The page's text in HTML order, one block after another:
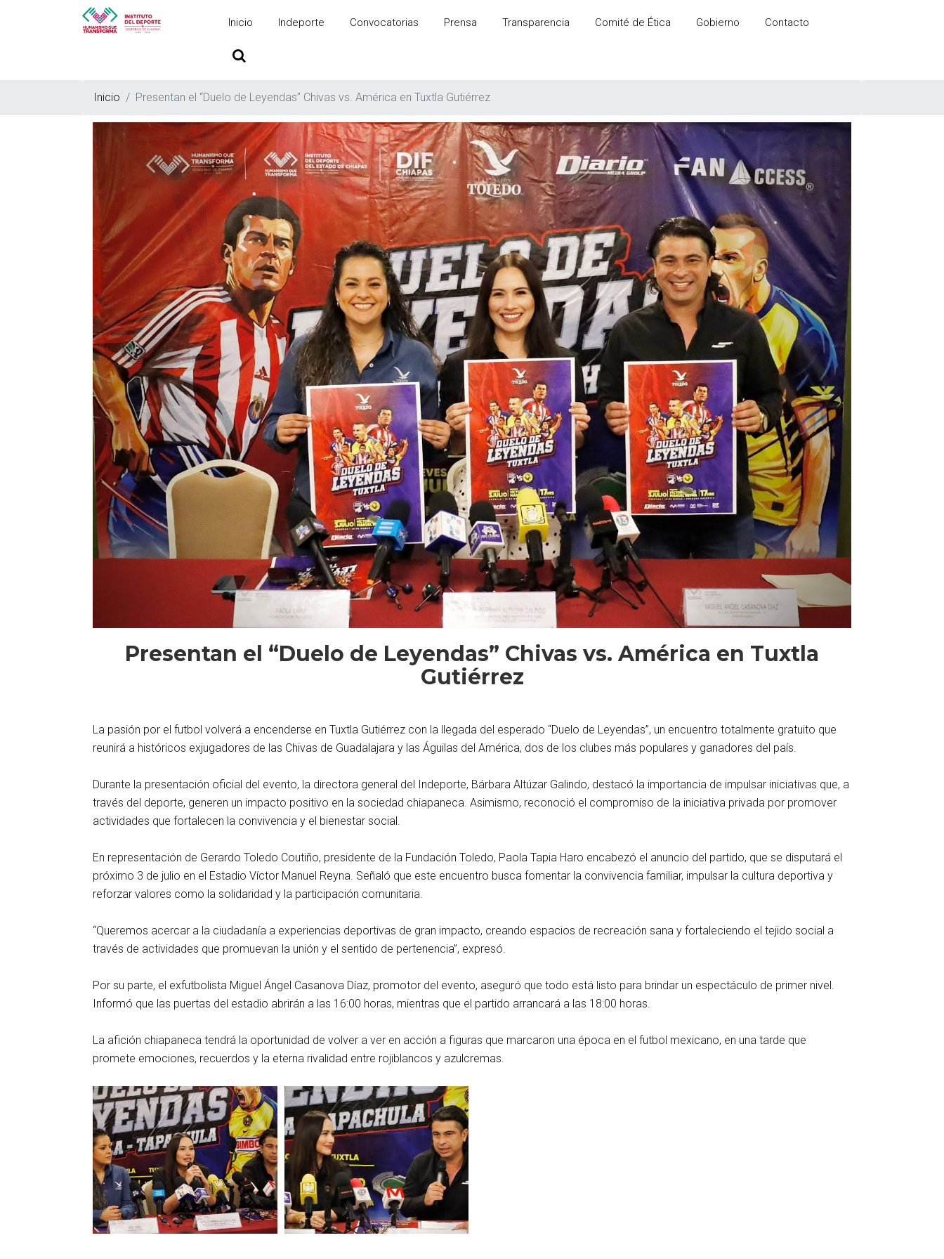
Inicio Indeporte Convocatorias Prensa Transparencia Comité de Ética Gobierno Contacto
Inicio Presentan el “Duelo de Leyendas” Chivas vs. América en Tuxtla Gutiérrez
Presentan el “Duelo de Leyendas” Chivas vs. América en Tuxtla
Gutiérrez
La pasión por el futbol volverá a encenderse en Tuxtla Gutiérrez con la llegada del esperado “Duelo de Leyendas”, un encuentro totalmente gratuito que
reunirá a históricos exjugadores de las Chivas de Guadalajara y las Águilas del América, dos de los clubes más populares y ganadores del país.
Durante la presentación oficial del evento, la directora general del Indeporte, Bárbara Altúzar Galindo, destacó la importancia de impulsar iniciativas que, a
través del deporte, generen un impacto positivo en la sociedad chiapaneca. Asimismo, reconoció el compromiso de la iniciativa privada por promover
actividades que fortalecen la convivencia y el bienestar social.
En representación de Gerardo Toledo Coutiño, presidente de la Fundación Toledo, Paola Tapia Haro encabezó el anuncio del partido, que se disputará el
próximo 3 de julio en el Estadio Víctor Manuel Reyna. Señaló que este encuentro busca fomentar la convivencia familiar, impulsar la cultura deportiva y
reforzar valores como la solidaridad y la participación comunitaria.
“Queremos acercar a la ciudadanía a experiencias deportivas de gran impacto, creando espacios de recreación sana y fortaleciendo el tejido social a
través de actividades que promuevan la unión y el sentido de pertenencia”, expresó.
Por su parte, el exfutbolista Miguel Ángel Casanova Díaz, promotor del evento, aseguró que todo está listo para brindar un espectáculo de primer nivel.
Informó que las puertas del estadio abrirán a las 16:00 horas, mientras que el partido arrancará a las 18:00 horas.
La afición chiapaneca tendrá la oportunidad de volver a ver en acción a figuras que marcaron una época en el futbol mexicano, en una tarde que
promete emociones, recuerdos y la eterna rivalidad entre rojiblancos y azulcremas.